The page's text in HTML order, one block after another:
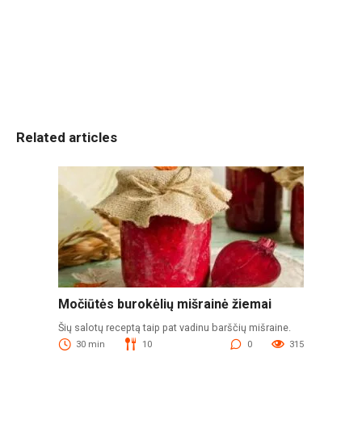
Related articles
Močiūtės burokėlių mišrainė žiemai
Šių salotų receptą taip pat vadinu barščių mišraine.
30 min 10 0 315